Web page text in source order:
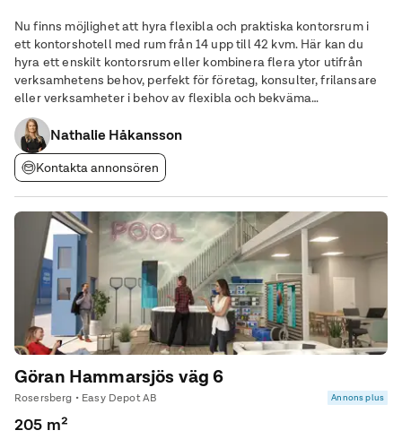
Nu finns möjlighet att hyra flexibla och praktiska kontorsrum i
ett kontorshotell med rum från 14 upp till 42 kvm. Här kan du
hyra ett enskilt kontorsrum eller kombinera flera ytor utifrån
verksamhetens behov, perfekt för företag, konsulter, frilansare
eller verksamheter i behov av flexibla och bekväma
arbetsutrymmen. Lokalerna är belägna på första våningen och
nås smidigt via trapphus med hiss.
Nathalie Håkansson
Kontakta annonsören
Göran Hammarsjös väg 6
Rosersberg • Easy Depot AB Annons plus
205 m²